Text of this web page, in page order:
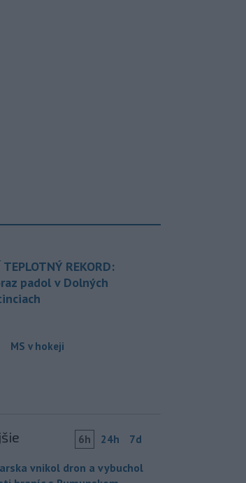
REKORD:
padol v Dolných
MS v hokeji
6h 24h 7d
vnikol dron a vybuchol